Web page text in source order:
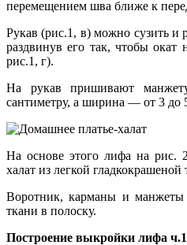
перемещением шва ближе к
Рукав (рис.1, в) можно сузить и
раздвинув его так, чтобы
рис.1, г).
На рукав пришивают
сантиметру, а ширина — от 3 до
На основе этого лифа на рис.
халат из легкой гладкокрашеной
Воротник, карманы и
ткани в полоску.
Построение выкройки лифа